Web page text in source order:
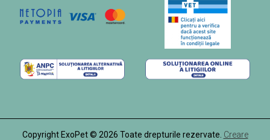
Copyright ExoPet © 2026 Toate drepturile rezervate. Creare